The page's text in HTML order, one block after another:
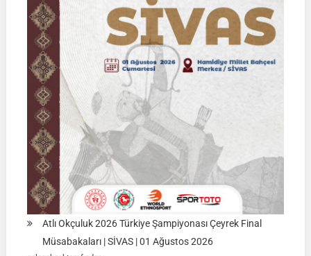
|
KÜTAHYA
|
İSİM
LİSTELERİ
Atlı Okçuluk 2026 Türkiye Şampiyonası Çeyrek Final
Müsabakaları | SİVAS | 01 Ağustos 2026